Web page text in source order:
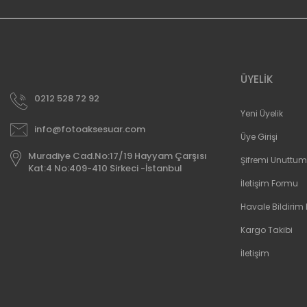
0212 528 72 92
info@fotoaksesuar.com
Muradiye Cad.No:17/19 Hayyam Çarşısı
Kat:4 No:409-410 Sirkeci -İstanbul
ÜYELİK
Yeni Üyelik
Üye Girişi
Şifremi Unuttum
İletişim Formu
Havale Bildirim
Kargo Takibi
İletişim